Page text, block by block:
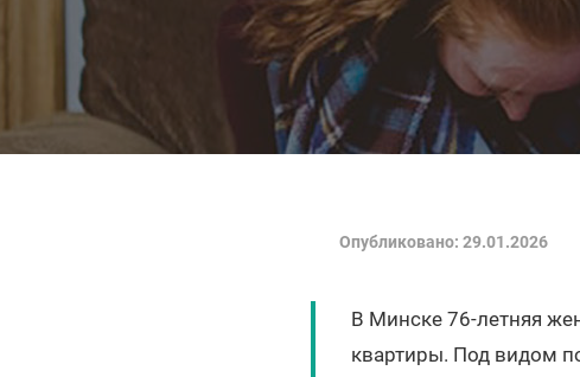
Опубликовано: 29.01.2026
В Минске 76-летняя
квартиры. Под видом